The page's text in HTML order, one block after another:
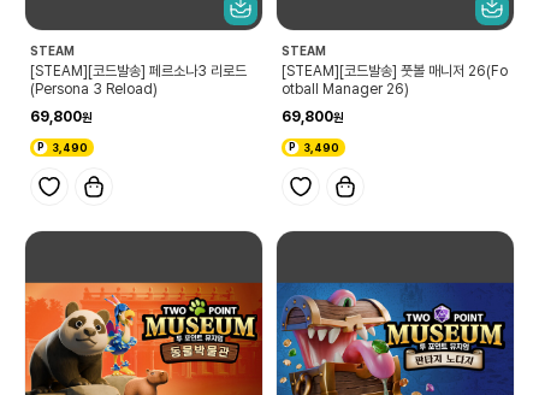
STEAM
[STEAM][코드발송] 페르소나3 리로드
(Persona 3 Reload)
69,800
3,490
STEAM
[STEAM][코드발송] 풋볼 매니저 26(Fo
otball Manager 26)
69,800
3,490